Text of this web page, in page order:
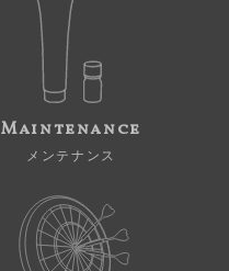
Maintenance
メンテナンス